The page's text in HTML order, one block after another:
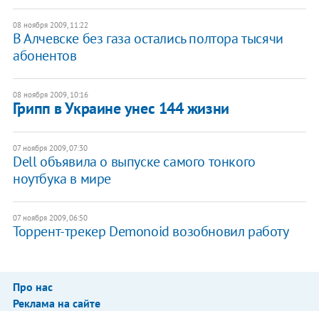
08 ноября 2009, 11:22
В Алчевске без газа остались полтора тысячи
абонентов
08 ноября 2009, 10:16
Грипп в Украине унес 144 жизни
07 ноября 2009, 07:30
Dell объявила о выпуске самого тонкого
ноутбука в мире
07 ноября 2009, 06:50
Торрент-трекер Demonoid возобновил работу
Про нас
Реклама на сайте